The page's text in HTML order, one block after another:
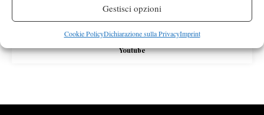
Gestisci opzioni
Cookie PolicyDichiarazione sulla PrivacyImprint
Instagram
Youtube